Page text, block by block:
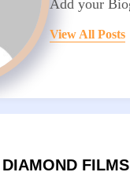
Add your
View All Posts
DIAMOND